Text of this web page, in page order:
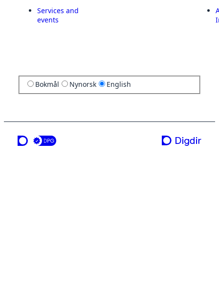
Services and
events
Bokmål Nynorsk English